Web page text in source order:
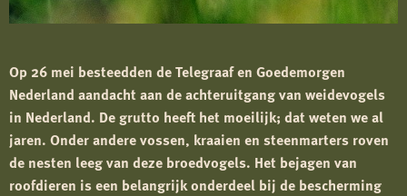
Op 26 mei besteedden de Telegraaf en Goedemorgen
Nederland aandacht aan de achteruitgang van weidevogels
in Nederland. De grutto heeft het moeilijk; dat weten we al
jaren. Onder andere vossen, kraaien en steenmarters roven
de nesten leeg van deze broedvogels. Het bejagen van
roofdieren is een belangrijk onderdeel bij de bescherming